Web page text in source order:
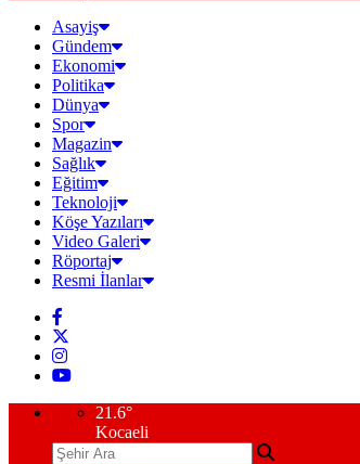
Asayiş
Gündem
Ekonomi
Politika
Dünya
Spor
Magazin
Sağlık
Eğitim
Teknoloji
Köşe Yazıları
Video Galeri
Röportaj
Resmi İlanlar
21.6°
Kocaeli